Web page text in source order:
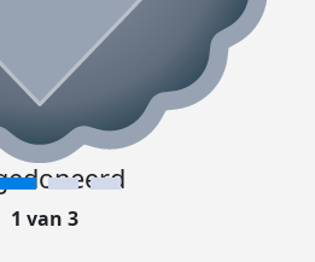
1 van 3